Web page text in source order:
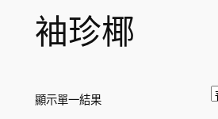
袖珍椰
顯示單一結果